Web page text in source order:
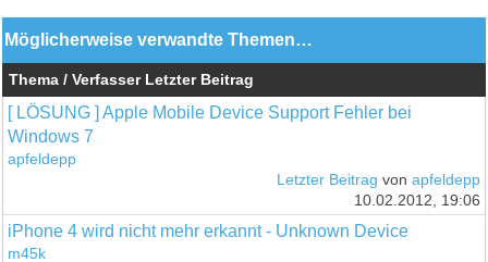
Möglicherweise verwandte Themen…
Thema / Verfasser Letzter Beitrag
[ LÖSUNG ] Apple Mobile Device Support Fehler bei
Windows 7
apfeldepp
Letzter Beitrag von apfeldepp
10.02.2012, 19:06
iPhone 4 wird nicht mehr erkannt - Unknown Device
m45k